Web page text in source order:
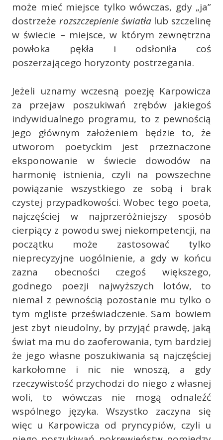
może mieć miejsce tylko wówczas, gdy „ja”
dostrzeże rozszczepienie światła lub szczelinę
w świecie – miejsce, w którym zewnętrzna
powłoka pękła i odsłoniła coś
poszerzającego horyzonty postrzegania.
Jeżeli uznamy wczesną poezję Karpowicza
za przejaw poszukiwań zrębów jakiegoś
indywidualnego programu, to z pewnością
jego głównym założeniem będzie to, że
utworom poetyckim jest przeznaczone
eksponowanie w świecie dowodów na
harmonię istnienia, czyli na powszechne
powiązanie wszystkiego ze sobą i brak
czystej przypadkowości. Wobec tego poeta,
najczęściej w najprzeróżniejszy sposób
cierpiący z powodu swej niekompetencji, na
początku może zastosować tylko
nieprecyzyjne uogólnienie, a gdy w końcu
zazna obecności czegoś większego,
godnego poezji najwyższych lotów, to
niemal z pewnością pozostanie mu tylko o
tym mgliste przeświadczenie. Sam bowiem
jest zbyt nieudolny, by przyjąć prawdę, jaką
świat ma mu do zaoferowania, tym bardziej
że jego własne poszukiwania są najczęściej
karkołomne i nic nie wnoszą, a gdy
rzeczywistość przychodzi do niego z własnej
woli, to wówczas nie mogą odnaleźć
wspólnego języka. Wszystko zaczyna się
więc u Karpowicza od pryncypiów, czyli u